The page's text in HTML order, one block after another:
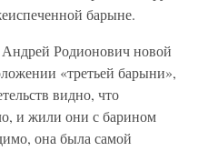
барыне.
Андрей Родионович новой
«третьей барыни»,
видно, что
и жили они с барином
она была самой